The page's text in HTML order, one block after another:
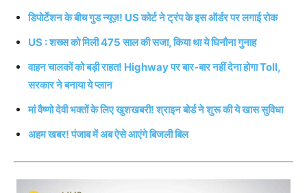
डिपोर्टेशन के बीच गुड न्यूज़! US कोर्ट ने ट्रंप के इस ऑर्डर पर लगाई रोक
US : शख्स को मिली 475 साल की सजा, किया था ये घिनौना गुनाह
वाहन चालकों को बड़ी राहत! Highway पर बार-बार नहीं देना होगा Toll,
सरकार ने बनाया ये प्लान
मां वैष्णो देवी भक्तों के लिए खुशखबरी! श्राइन बोर्ड ने शुरू की ये खास सुविधा
अहम खबर! पंजाब में अब ऐसे आएंगे बिजली बिल